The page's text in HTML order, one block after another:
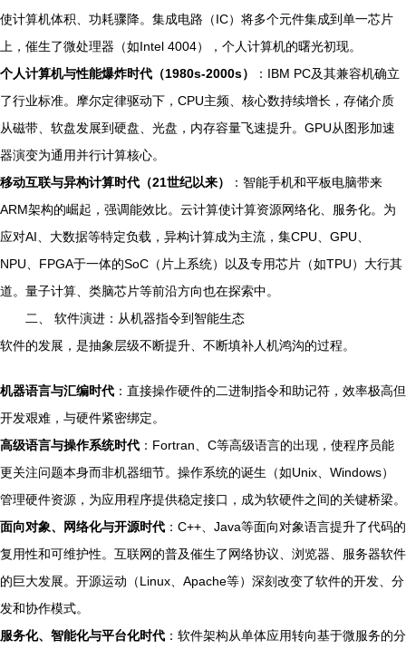
使计算机体积、功耗骤降。集成电路（IC）将多个元件集成到单一芯片
上，催生了微处理器（如Intel 4004），个人计算机的曙光初现。
个人计算机与性能爆炸时代（1980s-2000s）
：IBM PC及其兼容机确立
了行业标准。摩尔定律驱动下，CPU主频、核心数持续增长，存储介质
从磁带、软盘发展到硬盘、光盘，内存容量飞速提升。GPU从图形加速
器演变为通用并行计算核心。
移动互联与异构计算时代（21世纪以来）
：智能手机和平板电脑带来
ARM架构的崛起，强调能效比。云计算使计算资源网络化、服务化。为
应对AI、大数据等特定负载，异构计算成为主流，集CPU、GPU、
NPU、FPGA于一体的SoC（片上系统）以及专用芯片（如TPU）大行其
道。量子计算、类脑芯片等前沿方向也在探索中。
二、 软件演进：从机器指令到智能生态
软件的发展，是抽象层级不断提升、不断填补人机鸿沟的过程。
机器语言与汇编时代 ：直接操作硬件的二进制指令和助记符，效率极高但
开发艰难，与硬件紧密绑定。
高级语言与操作系统时代 ：Fortran、C等高级语言的出现，使程序员能
更关注问题本身而非机器细节。操作系统的诞生（如Unix、Windows）
管理硬件资源，为应用程序提供稳定接口，成为软硬件之间的关键桥梁。
面向对象、网络化与开源时代 ：C++、Java等面向对象语言提升了代码的
复用性和可维护性。互联网的普及催生了网络协议、浏览器、服务器软件
的巨大发展。开源运动（Linux、Apache等）深刻改变了软件的开发、分
发和协作模式。
服务化、智能化与平台化时代 ：软件架构从单体应用转向基于微服务的分